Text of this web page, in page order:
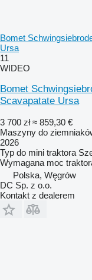
Bomet
Ursa
11
WIDEO
Bomet
Scavapatate Ursa
3 700 zł ≈ 859,30 €
Maszyny do
2026
Typ do mini traktora
Wymagana moc
Polska, Węgrów
DC Sp. z o.o.
Kontakt z dealerem